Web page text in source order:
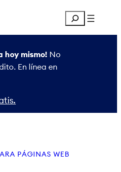
Search
hoy mismo! No
En línea en
PÁGINAS WEB